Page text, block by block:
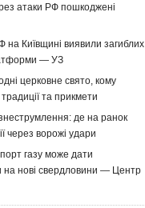
атаки РФ пошкоджені
на Київщині виявили загиблих
— УЗ
церковне свято, кому
та прикмети
де на ранок
через ворожі удари
газу може дати
на нові свердловини — Центр